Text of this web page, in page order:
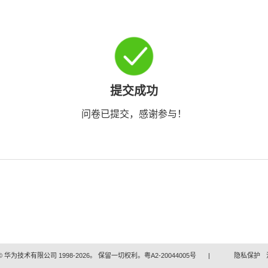
提交成功
问卷已提交，感谢参与！
华为技术有限公司 1998-2026。 保留一切权利。粤A2-20044005号 | 隐私保护